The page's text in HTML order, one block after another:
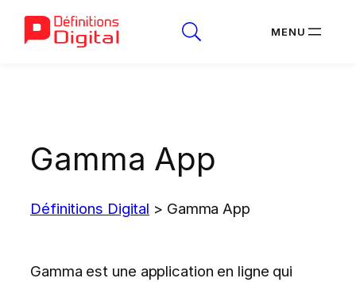
Gamma App
Définitions Digital > Gamma App
Gamma est une application en ligne qui